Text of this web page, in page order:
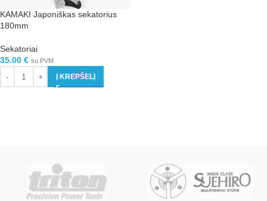
KAMAKI Japoniškas sekatorius
180mm
Sekatoriai
35.00 € su PVM
Į KREPŠELĮ